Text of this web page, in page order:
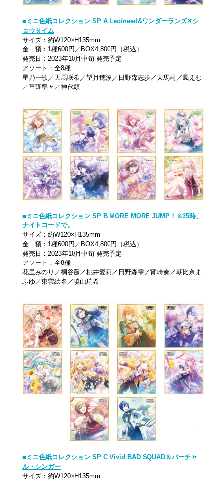
■ミニ色紙コレクション SP A Leo/need&ワンダーランズ✕シ
ョウタイム
サイズ：約W120×H135mm
金 額：1種600円／BOX4,800円（税込）
発売日：2023年10月中旬 発売予定
アソート：全8種
星乃一歌／天馬咲希／望月穂波／日野森志歩／天馬司／鳳えむ
／草薙寧々／神代類
■ミニ色紙コレクション SP B MORE MORE JUMP！＆25時、
ナイトコードで。
サイズ：約W120×H135mm
金 額：1種600円／BOX4,800円（税込）
発売日：2023年10月中旬 発売予定
アソート：全8種
花里みのり／桐谷遥／桃井愛莉／日野森雫／宵崎奏／朝比奈ま
ふゆ／東雲絵名／暁山瑞希
■ミニ色紙コレクション SP C Vivid BAD SQUAD＆バーチャ
ル・シンガー
サイズ：約W120×H135mm